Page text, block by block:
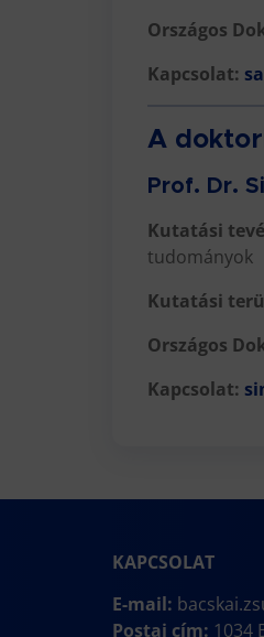
Országos
Kapcsolat:
A
Prof. Dr.
Kutatási
tudományok
Kutatási
Országos
Kapcsolat:
KAPCSOLAT
E-mail:
Postai cím: 1034